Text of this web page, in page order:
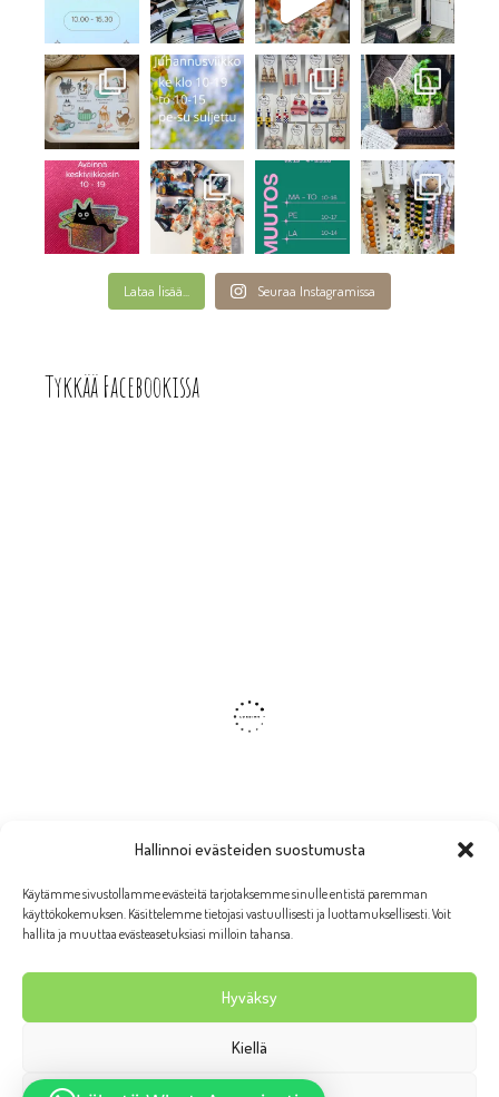
Hallinnoi evästeiden suostumusta
Käytämme sivustollamme evästeitä tarjotaksemme sinulle entistä paremman
käyttökokemuksen. Käsittelemme tietojasi vastuullisesti ja luottamuksellisesti. Voit
hallita ja muuttaa evästeasetuksiasi milloin tahansa.
Hyväksy
Kiellä
Lataa lisää... Seuraa Instagramissa
Tykkää Facebookissa
Wanhan Rauman putiikki Taruliina 2026 | Ulkoasu: